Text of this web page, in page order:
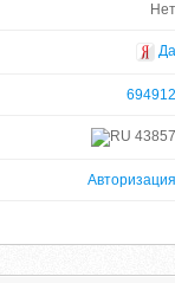
Нет
Да
694912
43857
Авторизация